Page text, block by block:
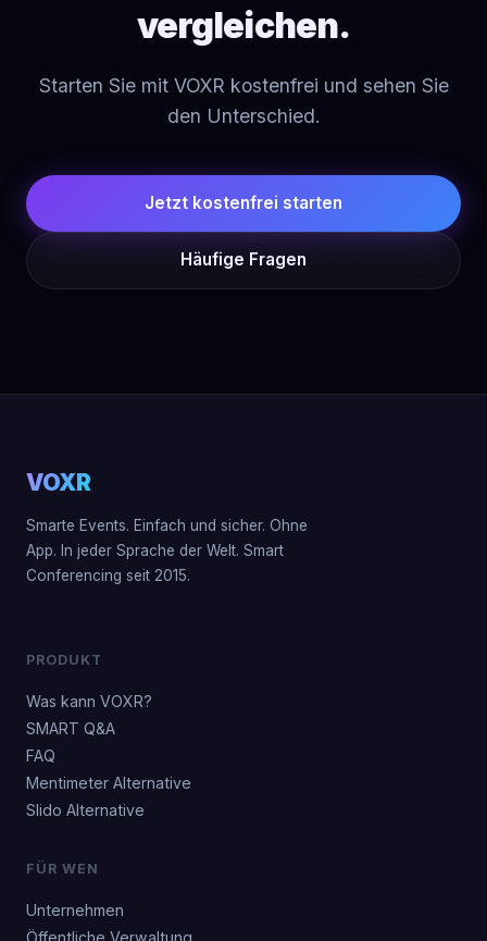
vergleichen.
Starten Sie mit VOXR kostenfrei und sehen Sie
den Unterschied.
Jetzt kostenfrei starten
Häufige Fragen
VOXR
Smarte Events. Einfach und sicher. Ohne
App. In jeder Sprache der Welt. Smart
Conferencing seit 2015.
PRODUKT
Was kann VOXR?
SMART Q&A
FAQ
Mentimeter Alternative
Slido Alternative
FÜR WEN
Unternehmen
Öffentliche Verwaltung